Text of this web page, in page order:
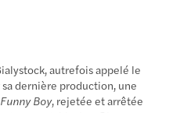
autrefois appelé le
dernière production, une
Funny Boy, rejetée et arrêtée